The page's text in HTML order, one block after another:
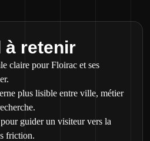
à retenir
claire pour Floirac et ses
plus lisible entre ville, métier
guider un visiteur vers la
friction.